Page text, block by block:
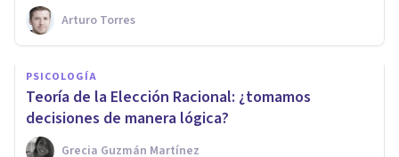
Arturo Torres
PSICOLOGÍA
Teoría de la Elección Racional: ¿tomamos
decisiones de manera lógica?
Grecia Guzmán Martínez
PSICOLOGÍA SOCIAL Y RELACIONES PERSONALES
Las emociones en el
capitalismo (y el surgimiento
del homo sentimentalis)